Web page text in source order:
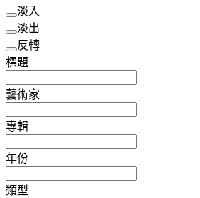
淡入
淡出
反轉
標題
藝術家
專輯
年份
類型